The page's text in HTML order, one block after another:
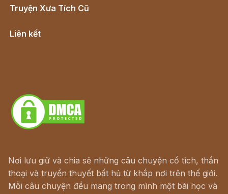
Truyện Xưa Tích Cũ
Liên kết
Nơi lưu giữ và chia sẻ những câu chuyện cổ tích, thần
thoại và truyền thuyết bất hủ từ khắp nơi trên thế giới.
Mỗi câu chuyện đều mang trong mình một bài học và